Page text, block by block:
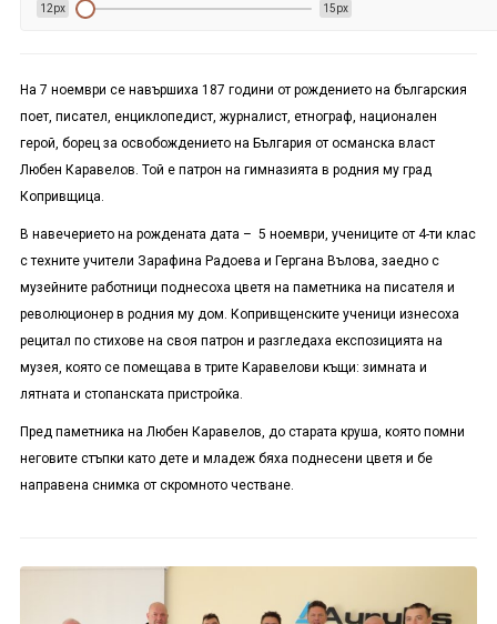
12px 15px
На 7 ноември се навършиха 187 години от рождението на българския
поет, писател, енциклопедист, журналист, етнограф, национален
герой, борец за освобождението на България от османска власт
Любен Каравелов. Той е патрон на гимназията в родния му град
Копривщица.
В навечерието на рождената дата – 5 ноември, учениците от 4-ти клас
с техните учители Зарафина Радоева и Гергана Вълова, заедно с
музейните работници поднесоха цветя на паметника на писателя и
революционер в родния му дом. Копривщенските ученици изнесоха
рецитал по стихове на своя патрон и разгледаха експозицията на
музея, която се помещава в трите Каравелови къщи: зимната и
лятната и стопанската пристройка.
Пред паметника на Любен Каравелов, до старата круша, която помни
неговите стъпки като дете и младеж бяха поднесени цветя и бе
направена снимка от скромното честване.